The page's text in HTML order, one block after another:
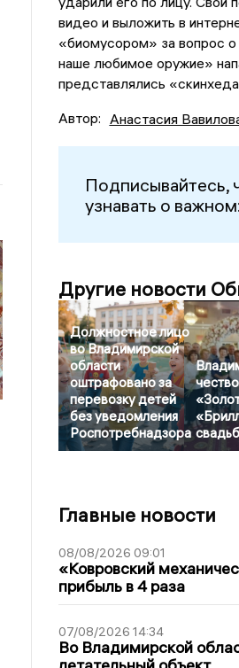
видео и выложить в
«биомусором» за вопрос о
наше любимое оружие»
представлялись
Автор: Анастасия
Подписывайтесь,
узнавать о важном:
Другие новости
Должностное лицо
во Владимирской
области
оштрафовано за
перевозку детей
без уведомления
Роспотребнадзора
Главные новости
08/08/2026 09:01
«Ковровский
прибыль в 4 раза
07/08/2026 14:34
Во Владимирской